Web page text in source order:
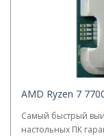
AMD Ryzen 7
Самый быстрый
настольных ПК